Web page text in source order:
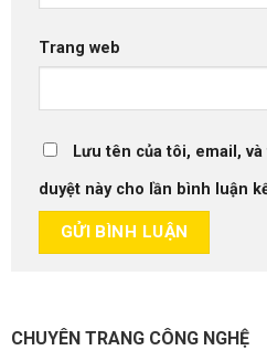
Trang web
Lưu tên của tôi, email,
duyệt này cho lần bình luận
CHUYÊN TRANG CÔNG NGHỆ